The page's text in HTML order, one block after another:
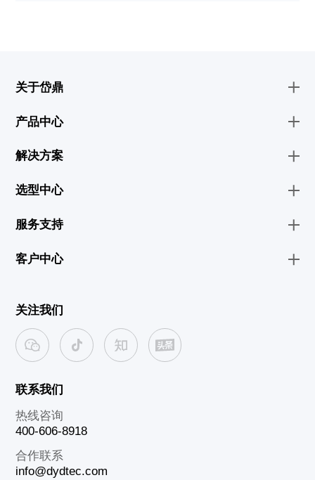
关于岱鼎
产品中心
解决方案
选型中心
服务支持
客户中心
关注我们
联系我们
热线咨询
400-606-8918
合作联系
info@dydtec.com